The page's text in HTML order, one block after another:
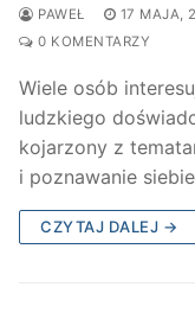
PAWEŁ 17 MAJA,
0 KOMENTARZY
Wiele osób
ludzkiego
kojarzony z
i poznawanie
CZYTAJ DALEJ →